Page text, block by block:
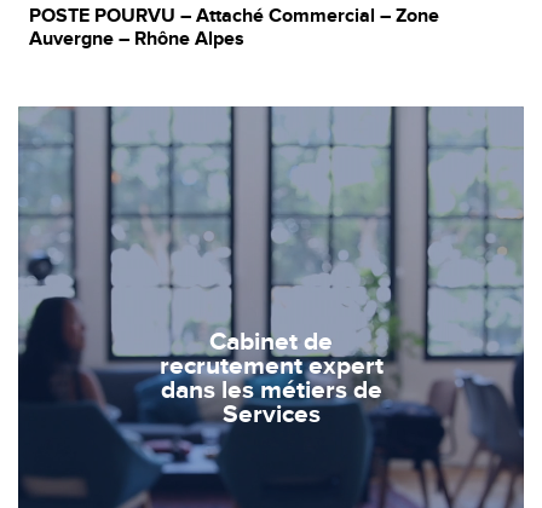
POSTE POURVU – Attaché Commercial – Zone
Auvergne – Rhône Alpes
Cabinet de
recrutement expert
dans les métiers de
Services